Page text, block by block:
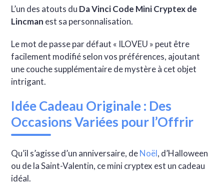
L’un des atouts du Da Vinci Code Mini Cryptex de
Lincman est sa personnalisation.
Le mot de passe par défaut « ILOVEU » peut être
facilement modifié selon vos préférences, ajoutant
une couche supplémentaire de mystère à cet objet
intrigant.
Idée Cadeau Originale : Des
Occasions Variées pour l’Offrir
Qu’il s’agisse d’un anniversaire, deNoël, d’Halloween
ou de la Saint-Valentin, ce mini cryptex est un cadeau
idéal.